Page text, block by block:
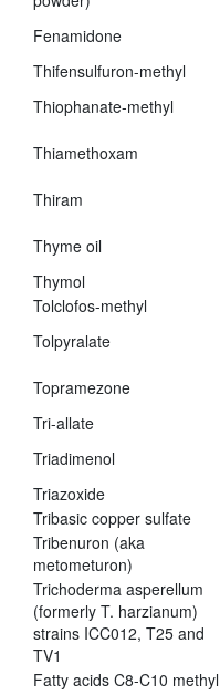
Fenamidone
Thifensulfuron-methyl
Thiophanate-methyl
Thiamethoxam
Thiram
Thyme oil
Thymol
Tolclofos-methyl
Tolpyralate
Topramezone
Tri-allate
Triadimenol
Triazoxide
Tribasic copper sulfate
Tribenuron (aka
metometuron)
Trichoderma asperellum
(formerly T. harzianum)
strains ICC012, T25 and
TV1
Fatty acids C8-C10 methyl